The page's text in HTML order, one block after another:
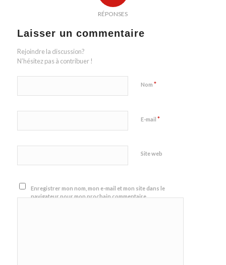
RÉPONSES
Laisser un commentaire
Rejoindre la discussion?
N’hésitez pas à contribuer !
Nom *
E-mail *
Site web
Enregistrer mon nom, mon e-mail et mon site dans le
navigateur pour mon prochain commentaire.